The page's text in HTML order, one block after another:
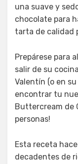
una suave y
chocolate para
tarta de calidad
Prepárese para
salir de su
Valentín (o en
encontrar tu
Buttercream de
personas!
Esta receta
decadentes de